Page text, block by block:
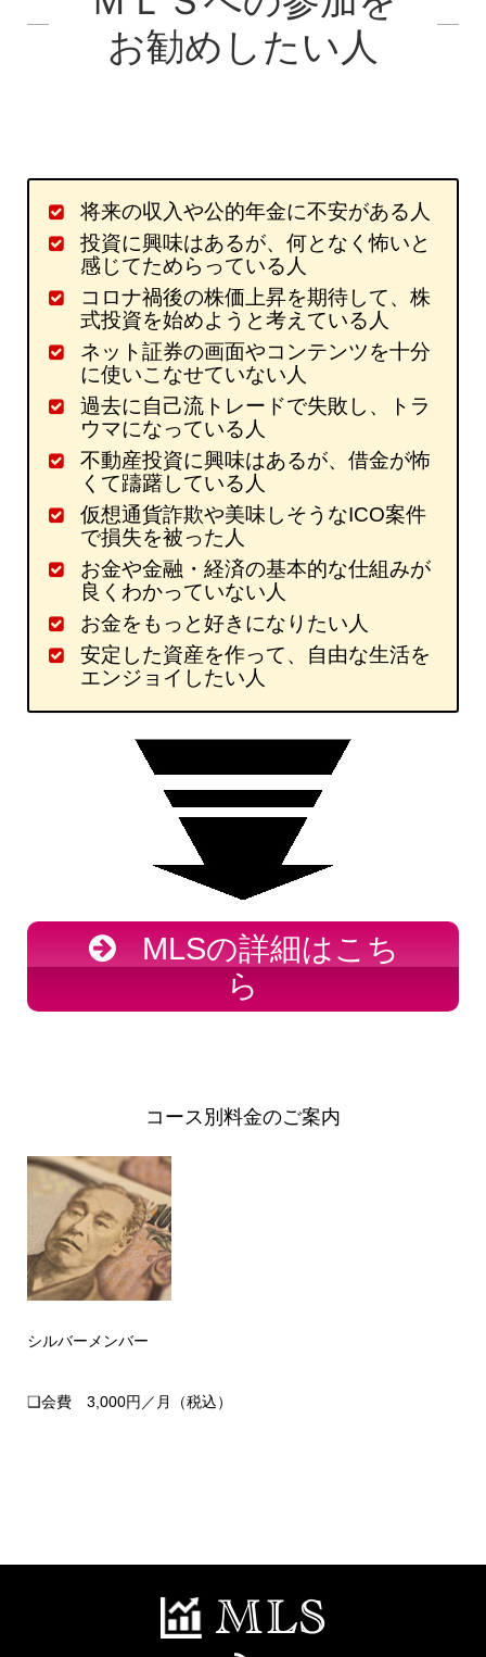
お勧めしたい人
将来の収入や公的年金に不安がある人
投資に興味はあるが、何となく怖いと
感じてためらっている人
コロナ禍後の株価上昇を期待して、株
式投資を始めようと考えている人
ネット証券の画面やコンテンツを十分
に使いこなせていない人
過去に自己流トレードで失敗し、トラ
ウマになっている人
不動産投資に興味はあるが、借金が怖
くて躊躇している人
仮想通貨詐欺や美味しそうなICO案件
で損失を被った人
お金や金融・経済の基本的な仕組みが
良くわかっていない人
お金をもっと好きになりたい人
安定した資産を作って、自由な生活を
エンジョイしたい人
MLSの詳細はこち
ら
コース別料金のご案内
シルバーメンバー
❑会費 3,000円／月（税込）